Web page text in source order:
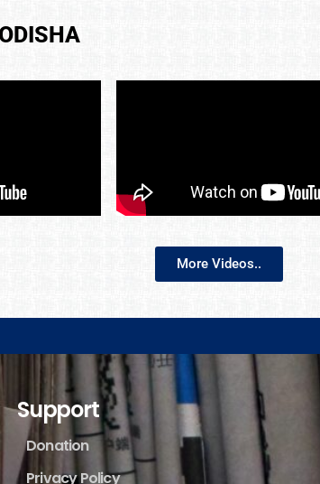
More Videos..
Support
Donation
Privacy Policy